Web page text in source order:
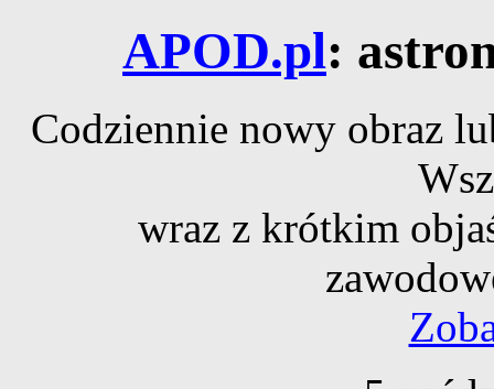
APOD.pl:
Codziennie nowy obraz
wraz z krótkim